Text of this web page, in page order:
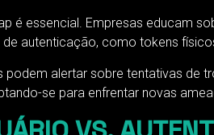
essencial. Empresas educam
autenticação, como tokens
alertar sobre tentativas de
se para enfrentar novas